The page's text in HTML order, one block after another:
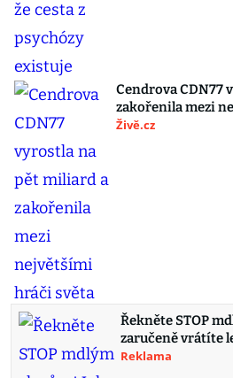
Cendrova CDN77
zakořenila mezi
Živě.cz
Řekněte STOP
zaručeně vrátíte
Reklama